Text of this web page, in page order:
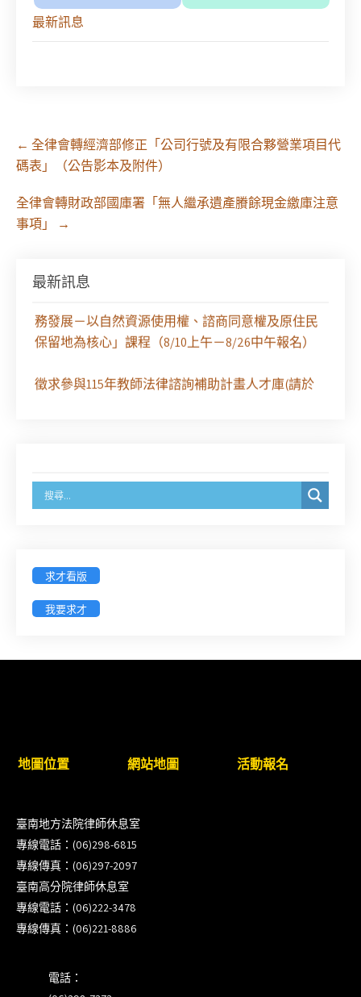
最新訊息
Post
navigation
← 全律會轉經濟部修正「公司行號及有限合夥營業項目代
碼表」（公告影本及附件）
全律會轉財政部國庫署「無人繼承遺產賸餘現金繳庫注意
事項」
→
最新訊息
【課程報名】全律會與台北律師公會等單位定於8月
務發展－以自然資源使用權、諮商同意權及原住民
保留地為核心」課程（8/10上午－8/26中午報名）
徵求參與115年教師法律諮詢補助計畫人才庫(請於
臺灣新北地方法院115年第2次約聘辯護人公開甄選
入校扎根計畫講師之會員(8/14前線上表單登記)
衛」課程(8/12前向本會報名,實體)
壇｣
【重要公告】115年職場霸凌調查專業人才(律師)培
訓課程（雲嘉南場）錄取通知已發送
本會訂於115年8月15日(六)上午舉辦「使用AI如何幫
前報名，實體+線上併行)
求才看版
我要求才
地圖位置 網站地圖 活動報名
臺南地方法院律師休息室
專線電話：(06)298-6815
專線傳真：(06)297-2097
臺南高分院律師休息室
專線電話：(06)222-3478
專線傳真：(06)221-8886
電話：